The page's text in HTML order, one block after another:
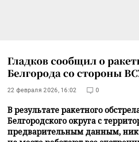
Гладков сообщил о
Белгорода со стороны
22 февраля 2026, 16:02 0
В результате ракетного
Белгородского округа с
предварительным данным,